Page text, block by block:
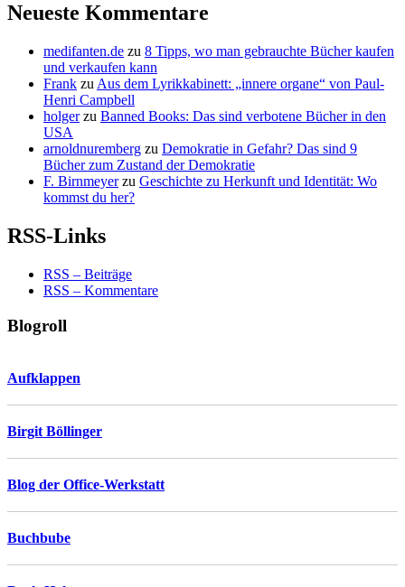
Neueste Kommentare
medifanten.de zu 8 Tipps, wo man gebrauchte Bücher kaufen
und verkaufen kann
Frank zu Aus dem Lyrikkabinett: „innere organe“ von Paul-
Henri Campbell
holgerzu Banned Books: Das sind verbotene Bücher in den
USA
arnoldnuremberg zu Demokratie in Gefahr? Das sind 9
Bücher zum Zustand der Demokratie
F. Birnmeyerzu Geschichte zu Herkunft und Identität: Wo
kommst du her?
RSS-Links
RSS – Beiträge
RSS – Kommentare
Blogroll
Aufklappen
Birgit Böllinger
Blog der Office-Werkstatt
Buchbube